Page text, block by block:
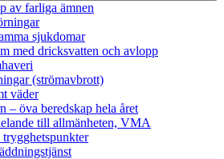
av farliga ämnen
sjukdomar
med dricksvatten och avlopp
(strömavbrott)
väder
– öva beredskap hela året
till allmänheten, VMA